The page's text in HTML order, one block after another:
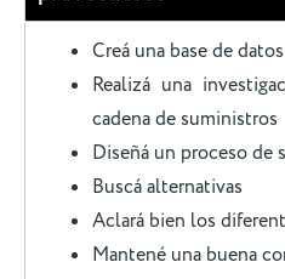
Creá una base de datos
Realizá una
cadena de suministros
Diseñá un proceso de
Buscá alternativas
Aclará bien los
Mantené una buena